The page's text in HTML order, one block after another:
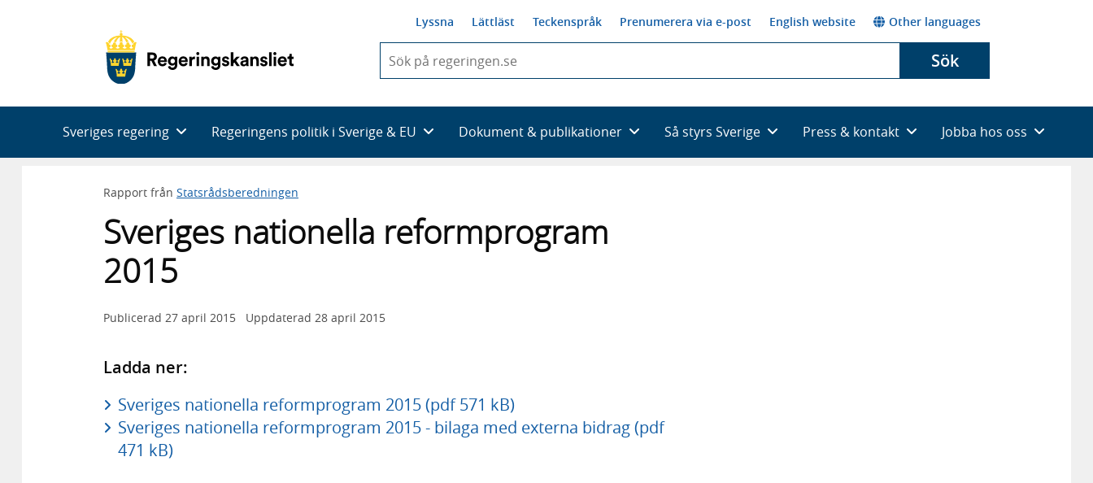
Lyssna Lättläst Teckenspråk Prenumerera via e-post English website Other languages
du
skriva
framträder
en
Sök
Sveriges regering Regeringens politik i Sverige & EU Dokument & publikationer Så styrs Sverige Press & kontakt Jobba hos oss
Rapport från Statsrådsberedningen
Sveriges nationella reformprogram
2015
Publicerad 27 april 2015 Uppdaterad 28 april 2015
Ladda ner:
Sveriges nationella reformprogram 2015 (pdf 571 kB)
Sveriges nationella reformprogram 2015 - bilaga med externa bidrag (pdf
471 kB)